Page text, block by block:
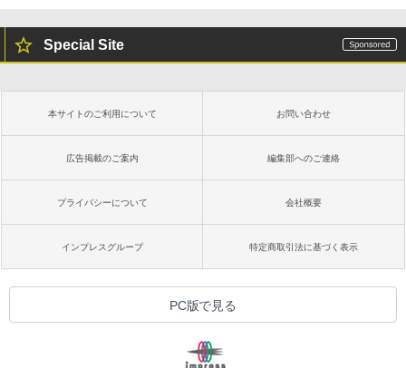
Special Site
本サイトのご利用について お問い合わせ
広告掲載のご案内 編集部へのご連絡
プライバシーについて 会社概要
インプレスグループ 特定商取引法に基づく表示
PC版で見る